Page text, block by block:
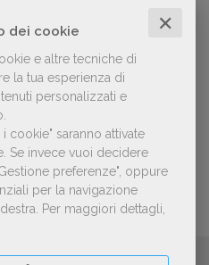
dei cookie ✕
e altre tecniche di
la tua esperienza di
personalizzati e
cookie" saranno attivate
Se invece vuoi decidere
preferenze", oppure
per la navigazione
Per maggiori dettagli,
alla collettiva italiana
International
Fair 2026. Candidature
2026